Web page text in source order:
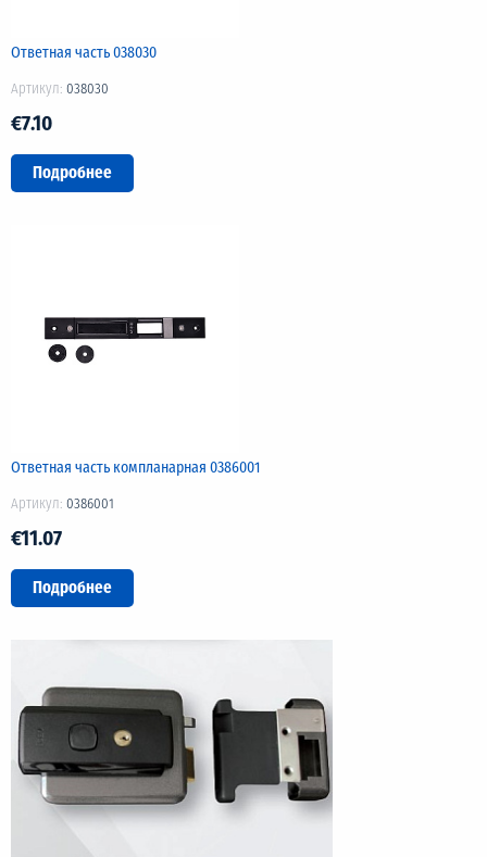
Ответная часть 038030
Артикул: 038030
€7.10
Подробнее
Ответная часть компланарная 0386001
Артикул: 0386001
€11.07
Подробнее